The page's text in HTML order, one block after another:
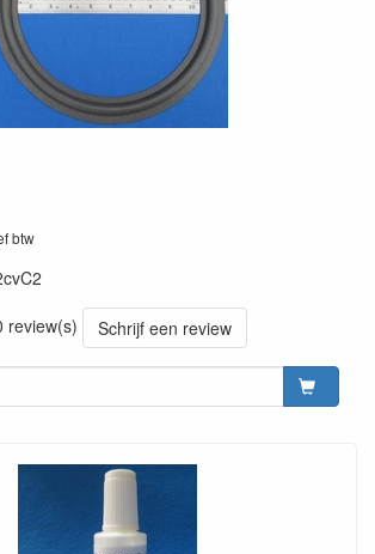
btw
review(s)
Schrijf een review